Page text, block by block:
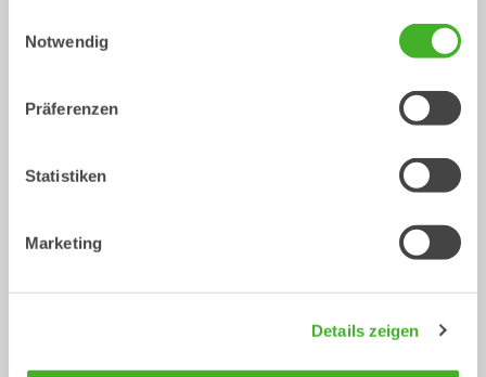
Notwendig
Präferenzen
Statistiken
Marketing
Details zeigen
2-33 Tonnen